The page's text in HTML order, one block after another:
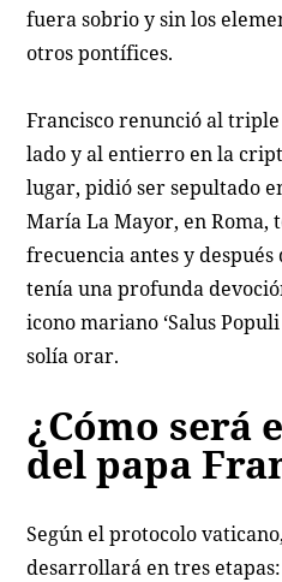
fuera sobrio y sin los
otros pontífices.
Francisco renunció al
lado y al entierro en la
lugar, pidió ser sepultado
María La Mayor, en Roma,
frecuencia antes y después
tenía una profunda
icono mariano ‘Salus
solía orar.
¿Cómo será
del papa
Según el protocolo
desarrollará en tres